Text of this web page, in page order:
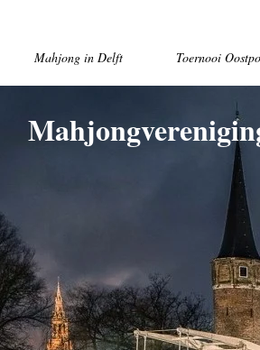
Mahjong in Delft Toernooi